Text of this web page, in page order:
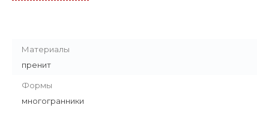
Материалы
пренит
Формы
многогранники